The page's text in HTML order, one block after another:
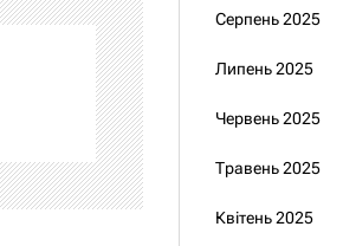
Серпень 2025
Липень 2025
Червень 2025
Травень 2025
Квітень 2025